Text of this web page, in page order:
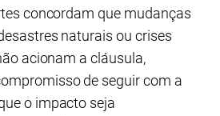
concordam que mudanças
naturais ou crises
acionam a cláusula,
de seguir com a
o impacto seja